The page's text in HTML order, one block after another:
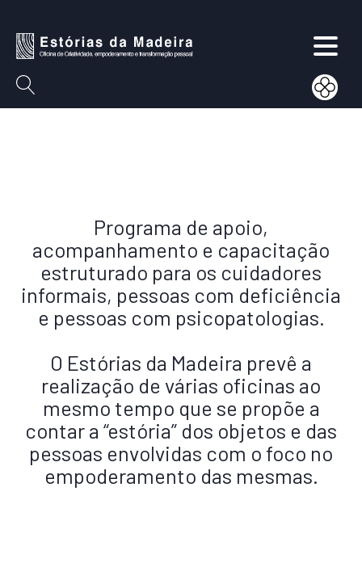
Programa de apoio,
acompanhamento e capacitação
estruturado para os cuidadores
informais, pessoas com deficiência
e pessoas com psicopatologias.
O Estórias da Madeira prevê a
realização de várias oficinas ao
mesmo tempo que se propõe a
contar a “estória” dos objetos e das
pessoas envolvidas com o foco no
empoderamento das mesmas.